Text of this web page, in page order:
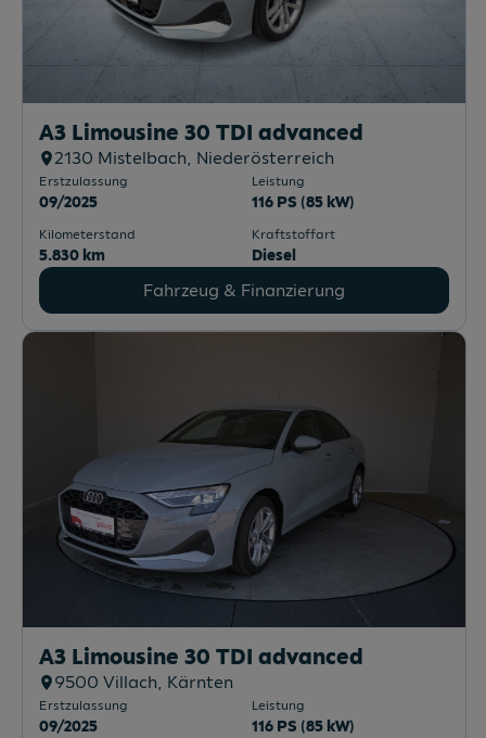
A3 Limousine 30 TDI advanced
2130 Mistelbach, Niederösterreich
Erstzulassung
09/2025
Leistung
116 PS (85 kW)
Kilometerstand
5.830 km
Kraftstoffart
Diesel
Fahrzeug & Finanzierung
A3 Limousine 30 TDI advanced
9500 Villach, Kärnten
Erstzulassung
09/2025
Leistung
116 PS (85 kW)